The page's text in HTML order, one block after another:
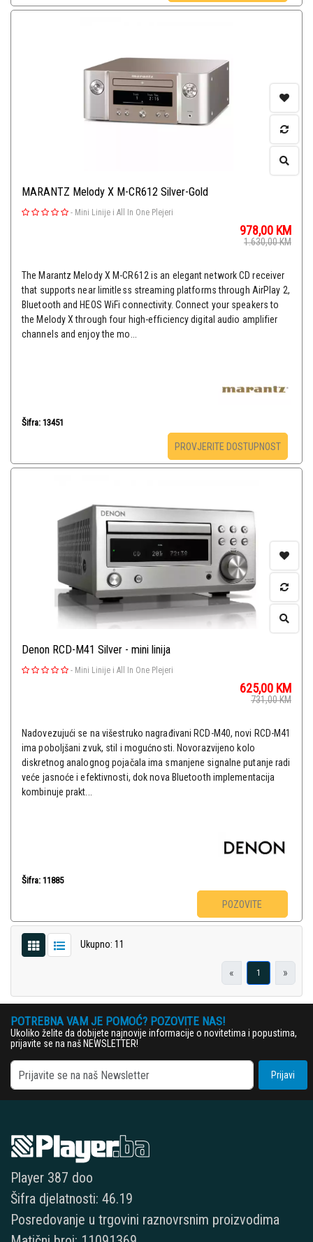
MARANTZ Melody X M-CR612 Silver-Gold
- Mini Linije i All In One Plejeri
978,00 KM
1.630,00KM
The Marantz Melody X M-CR612 is an elegant network CD receiver
that supports near limitless streaming platforms through AirPlay 2,
Bluetooth and HEOS WiFi connectivity. Connect your speakers to
the Melody X through four high-efficiency digital audio amplifier
channels and enjoy the mo...
Šifra: 13451
PROVJERITE DOSTUPNOST
Denon RCD-M41 Silver - mini linija
- Mini Linije i All In One Plejeri
625,00 KM
731,00KM
Nadovezujući se na višestruko nagrađivani RCD-M40, novi RCD-M41
ima poboljšani zvuk, stil i mogućnosti. Novorazvijeno kolo
diskretnog analognog pojačala ima smanjene signalne putanje radi
veće jasnoće i efektivnosti, dok nova Bluetooth implementacija
kombinuje prakt...
Šifra: 11885
POZOVITE
Ukupno: 11
« 1 »
POTREBNA VAM JE POMOĆ? POZOVITE NAS!
Ukoliko želite da dobijete najnovije informacije o novitetima i popustima,
prijavite se na naš NEWSLETTER!
Prijavi
Player 387 doo
Šifra djelatnosti: 46.19
Posredovanje u trgovini raznovrsnim proizvodima